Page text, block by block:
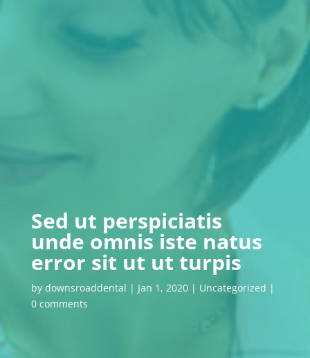
Sed ut perspiciatis
unde omnis iste natus
error sit ut ut turpis
by downsroaddental | Jan 1, 2020| Uncategorized |
0 comments